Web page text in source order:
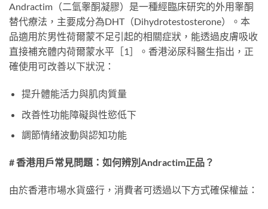
Andractim（二氫睾酮凝膠）是一種經臨床研究的外用睾酮
替代療法，主要成分為DHT（Dihydrotestosterone）。本
品適用於男性荷爾蒙不足引起的相關症狀，能透過皮膚吸收
直接補充體内荷爾蒙水平［1］。香港泌尿科醫生指出，正
確使用可改善以下狀況：
提升體能活力與肌肉質量
改善性功能障礙與性慾低下
調節情緒波動與認知功能
# 香港用戶常見問題：如何辨別Andractim正品？
由於香港市場水貨盛行，消費者可透過以下方式確保權益：